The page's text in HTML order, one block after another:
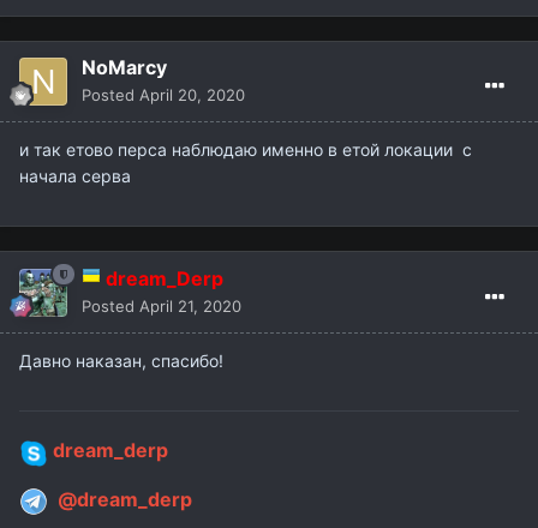
NoMarcy
Posted April 20, 2020
и так етово перса наблюдаю именно в етой локации с
начала серва
dream_Derp
Posted April 21, 2020
Давно наказан, спасибо!
dream_derp
@dream_derp